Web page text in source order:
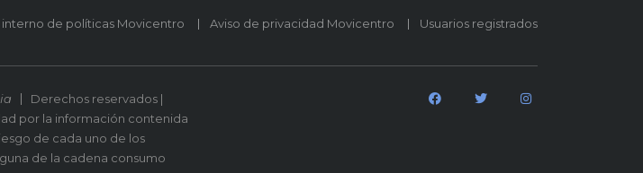
interno de políticas Movicentro Aviso de privacidad Movicentro Usuarios registrados
Derechos reservados |
por la información contenida
de cada uno de los
de la cadena consumo